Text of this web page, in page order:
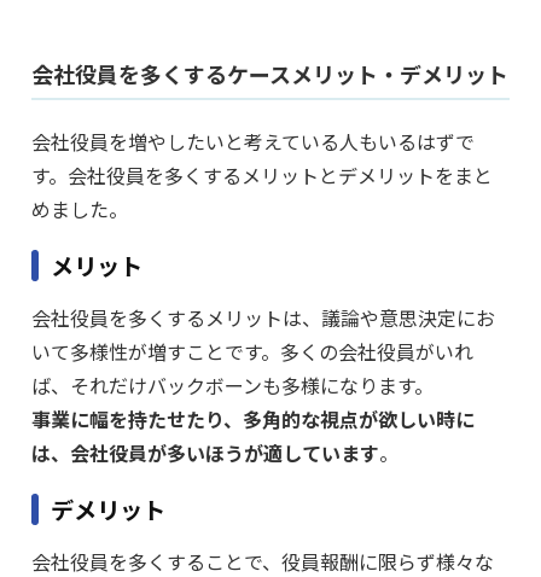
会社役員を多くするケースメリット・デメリット
会社役員を増やしたいと考えている人もいるはずで
す。会社役員を多くするメリットとデメリットをまと
めました。
メリット
会社役員を多くするメリットは、議論や意思決定にお
いて多様性が増すことです。多くの会社役員がいれ
ば、それだけバックボーンも多様になります。
事業に幅を持たせたり、多角的な視点が欲しい時に
は、会社役員が多いほうが適しています。
デメリット
会社役員を多くすることで、役員報酬に限らず様々な